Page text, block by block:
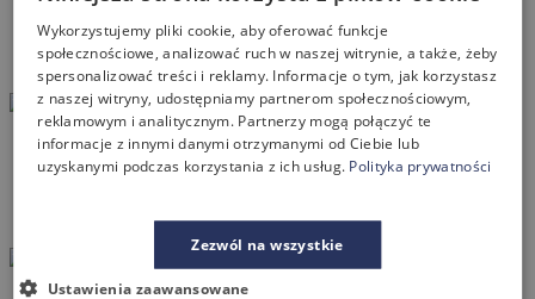
Wykorzystujemy pliki cookie, aby oferować funkcje
społecznościowe, analizować ruch w naszej witrynie, a także, żeby
spersonalizować treści i reklamy. Informacje o tym, jak korzystasz
z naszej witryny, udostępniamy partnerom społecznościowym,
reklamowym i analitycznym. Partnerzy mogą połączyć te
informacje z innymi danymi otrzymanymi od Ciebie lub
uzyskanymi podczas korzystania z ich usług. Polityka prywatności
Zezwól na wszystkie
Ustawienia zaawansowane